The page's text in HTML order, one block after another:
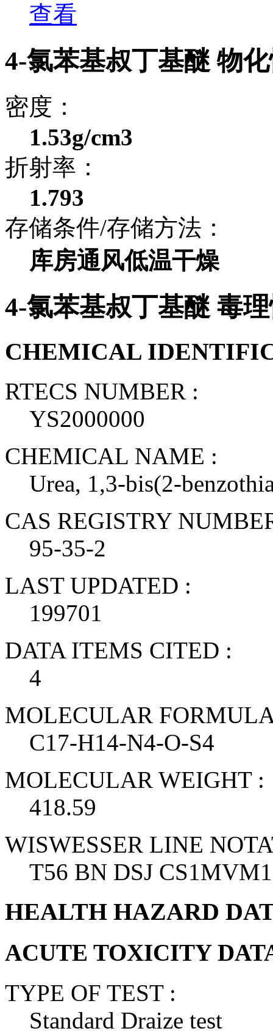
查看
4-氯苯基叔丁基醚 物
密度：
1.53g/cm3
折射率：
1.793
存储条件/存储方法：
库房通风低温干燥
4-氯苯基叔丁基醚 毒
CHEMICAL
RTECS NUMBER :
YS2000000
CHEMICAL NAME :
Urea, 1,3-bis(2-
CAS REGISTRY
95-35-2
LAST UPDATED :
199701
DATA ITEMS CITED :
4
MOLECULAR
C17-H14-N4-O-S4
MOLECULAR WEIGHT :
418.59
WISWESSER LINE
T56 BN DSJ
HEALTH HAZARD
ACUTE TOXICITY
TYPE OF TEST :
Standard Draize test